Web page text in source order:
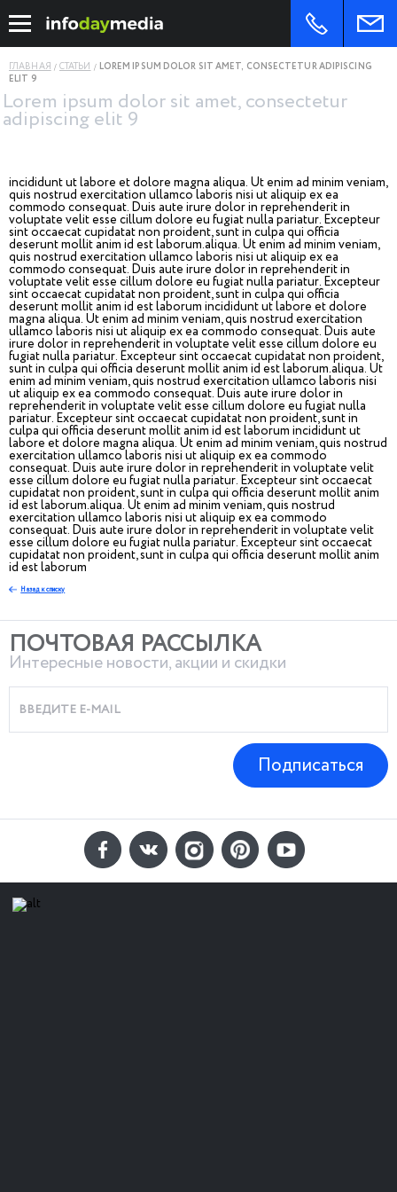
ГЛАВНАЯ СТАТЬИ
LOREM IPSUM DOLOR SIT AMET, CONSECTETUR ADIPISCING
ELIT 9
Lorem ipsum dolor sit amet, consectetur
adipiscing elit 9
incididunt ut labore et dolore magna aliqua. Ut enim ad minim veniam,
quis nostrud exercitation ullamco laboris nisi ut aliquip ex ea
commodo consequat. Duis aute irure dolor in reprehenderit in
voluptate velit esse cillum dolore eu fugiat nulla pariatur. Excepteur
sint occaecat cupidatat non proident, sunt in culpa qui officia
deserunt mollit anim id est laborum.aliqua. Ut enim ad minim veniam,
quis nostrud exercitation ullamco laboris nisi ut aliquip ex ea
commodo consequat. Duis aute irure dolor in reprehenderit in
voluptate velit esse cillum dolore eu fugiat nulla pariatur. Excepteur
sint occaecat cupidatat non proident, sunt in culpa qui officia
deserunt mollit anim id est laborum incididunt ut labore et dolore
magna aliqua. Ut enim ad minim veniam, quis nostrud exercitation
ullamco laboris nisi ut aliquip ex ea commodo consequat. Duis aute
irure dolor in reprehenderit in voluptate velit esse cillum dolore eu
fugiat nulla pariatur. Excepteur sint occaecat cupidatat non proident,
sunt in culpa qui officia deserunt mollit anim id est laborum.aliqua. Ut
enim ad minim veniam, quis nostrud exercitation ullamco laboris nisi
ut aliquip ex ea commodo consequat. Duis aute irure dolor in
reprehenderit in voluptate velit esse cillum dolore eu fugiat nulla
pariatur. Excepteur sint occaecat cupidatat non proident, sunt in
culpa qui officia deserunt mollit anim id est laborum incididunt ut
labore et dolore magna aliqua. Ut enim ad minim veniam, quis nostrud
exercitation ullamco laboris nisi ut aliquip ex ea commodo
consequat. Duis aute irure dolor in reprehenderit in voluptate velit
esse cillum dolore eu fugiat nulla pariatur. Excepteur sint occaecat
cupidatat non proident, sunt in culpa qui officia deserunt mollit anim
id est laborum.aliqua. Ut enim ad minim veniam, quis nostrud
exercitation ullamco laboris nisi ut aliquip ex ea commodo
consequat. Duis aute irure dolor in reprehenderit in voluptate velit
esse cillum dolore eu fugiat nulla pariatur. Excepteur sint occaecat
cupidatat non proident, sunt in culpa qui officia deserunt mollit anim
id est laborum
Назад к списку
ПОЧТОВАЯ РАССЫЛКА
Интересные новости, акции и скидки
Подписаться